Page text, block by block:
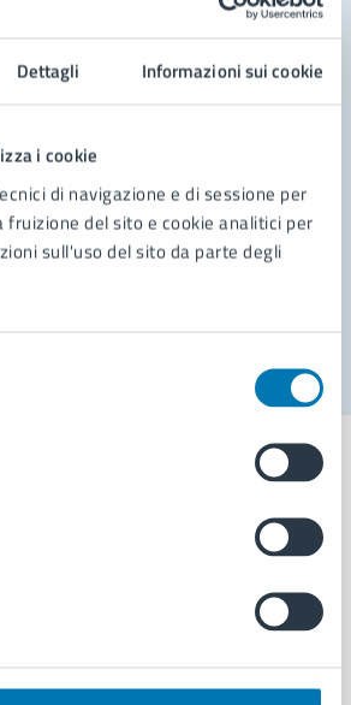
Dettagli Informazioni sui cookie
i cookie
di navigazione e di sessione per
del sito e cookie analitici per
sull'uso del sito da parte degli
frequenti